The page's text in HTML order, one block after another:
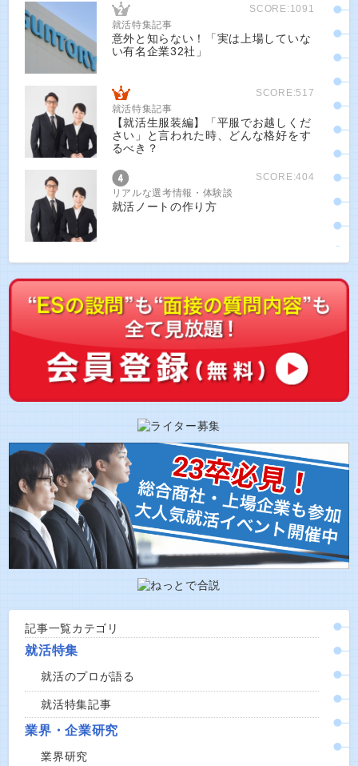
SCORE:1091
就活特集記事
意外と知らない！「実は上場していな
い有名企業32社」
SCORE:517
就活特集記事
【就活生服装編】「平服でお越しくだ
さい」と言われた時、どんな格好をす
るべき？
SCORE:404
リアルな選考情報・体験談
就活ノートの作り方
記事一覧カテゴリ
就活特集
就活のプロが語る
就活特集記事
業界・企業研究
業界研究